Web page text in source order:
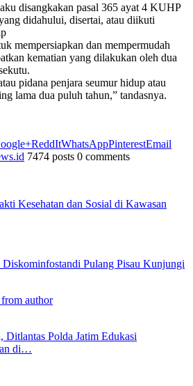
disangkakan pasal 365 ayat 4 KUHP
didahului, disertai, atau diikuti
mempersiapkan dan mempermudah
kematian yang dilakukan oleh dua
pidana penjara seumur hidup atau
lama dua puluh tahun,” tandasnya.
ReddItWhatsAppPinterestEmail
7474 posts 0 comments
Kesehatan dan Sosial di Kawasan
Pulang Pisau Kunjungi
author
Ditlantas Polda Jatim Edukasi
di…